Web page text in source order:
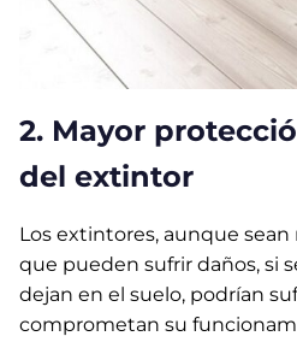
2. Mayor
del extintor
Los extintores, aunque
que pueden sufrir daños, si
dejan en el suelo, podrían
comprometan su